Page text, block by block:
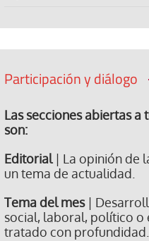
Participación y diálogo
Las secciones abiertas a
son:
Editorial| La opinión de
un tema de actualidad.
Tema del mes|
social, laboral, político o
tratado con profundidad.